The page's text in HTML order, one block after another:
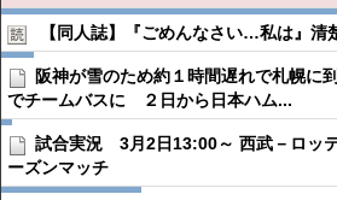
【同人誌】『ごめんなさい…私は』清
阪神が雪のため約１時間遅れで札幌に
でチームバスに ２日から日本ハム...
試合実況 3月2日13:00～ 西武－ロッ
ーズンマッチ